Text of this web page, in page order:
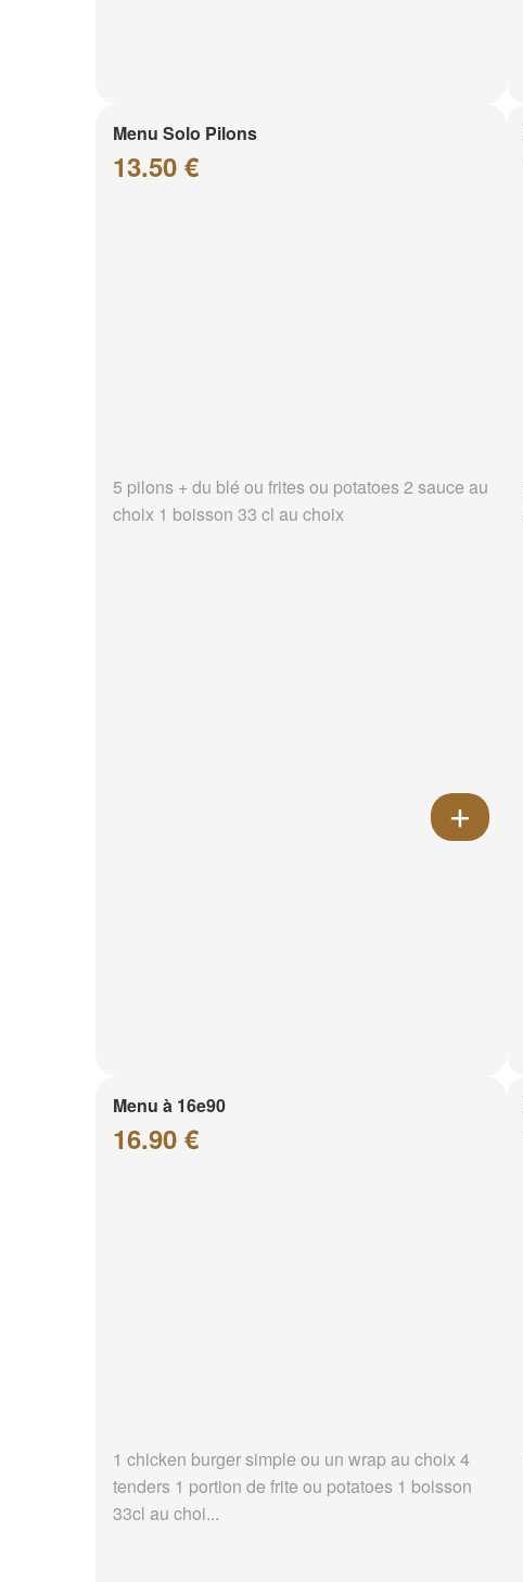
Menu Solo Pilons
13.50 €
5 pilons + du blé ou frites ou potatoes 2 sauce au
choix 1 boisson 33 cl au choix
Menu à 16e90
16.90 €
1 chicken burger simple ou un wrap au choix 4
tenders 1 portion de frite ou potatoes 1 boisson
33cl au choi...